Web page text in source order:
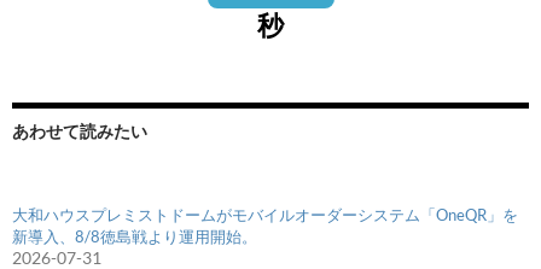
秒
あわせて読みたい
大和ハウスプレミストドームがモバイルオーダーシステム「OneQR」を
新導入、8/8徳島戦より運用開始。
2026-07-31